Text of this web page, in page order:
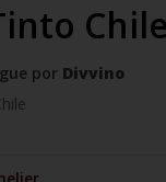
por Divvino